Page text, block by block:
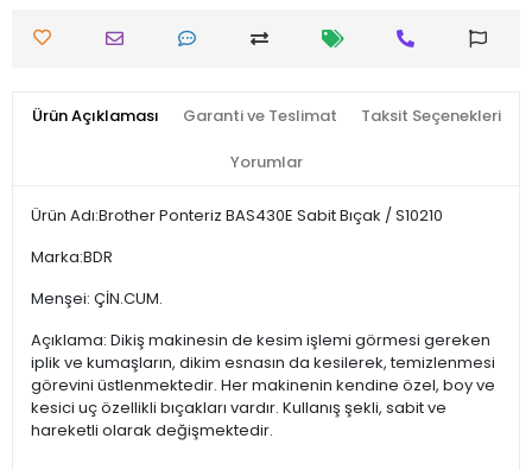
Ürün Açıklaması Garanti ve Teslimat Taksit Seçenekleri
Yorumlar
Ürün Adı:Brother Ponteriz BAS430E Sabit Bıçak / S10210
Marka:BDR
Menşei: ÇİN.CUM.
Açıklama: Dikiş makinesin de kesim işlemi görmesi gereken
iplik ve kumaşların, dikim esnasın da kesilerek, temizlenmesi
görevini üstlenmektedir. Her makinenin kendine özel, boy ve
kesici uç özellikli bıçakları vardır. Kullanış şekli, sabit ve
hareketli olarak değişmektedir.